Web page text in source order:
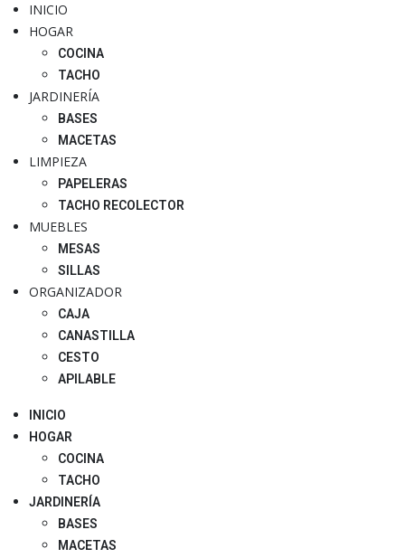
INICIO
HOGAR
COCINA
TACHO
JARDINERÍA
BASES
MACETAS
LIMPIEZA
PAPELERAS
TACHO RECOLECTOR
MUEBLES
MESAS
SILLAS
ORGANIZADOR
CAJA
CANASTILLA
CESTO
APILABLE
INICIO
HOGAR
COCINA
TACHO
JARDINERÍA
BASES
MACETAS